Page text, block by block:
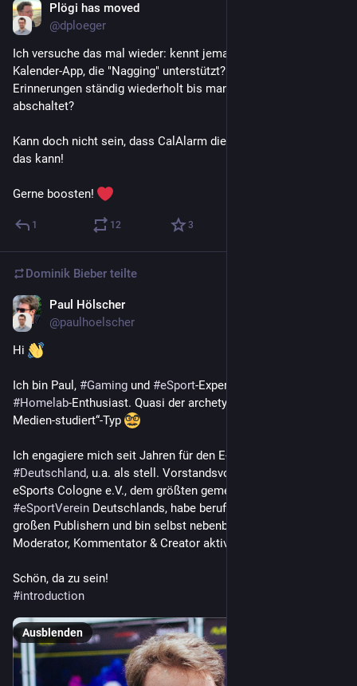
Plögi has moved
@dploeger
Ich versuche das mal wieder: kennt jemand eine moderne iOS
Kalender-App, die "Nagging" unterstützt? Also die
Erinnerungen ständig wiederholt bis man die snoozed oder
abschaltet?
Kann doch nicht sein, dass CalAlarm die einzige App ist, die
das kann!
Gerne boosten!
1 12 3
Dominik Bieber teilte
Paul Hölscher
@paulhoelscher
Hi
Ich bin Paul, #Gaming und #eSport-Experte sowie
#Homelab-Enthusiast. Quasi der archetypische „Ich-hab-
Medien-studiert“-Typ
Ich engagiere mich seit Jahren für den E-Sport in
#Deutschland, u.a. als stell. Vorstandsvorsitzender beim
#eSportVerein Deutschlands, habe berufliche Erfahrung bei
großen Publishern und bin selbst nebenberuflich als
Moderator, Kommentator & Creator aktiv
Schön, da zu sein!
#introduction
Ausblenden